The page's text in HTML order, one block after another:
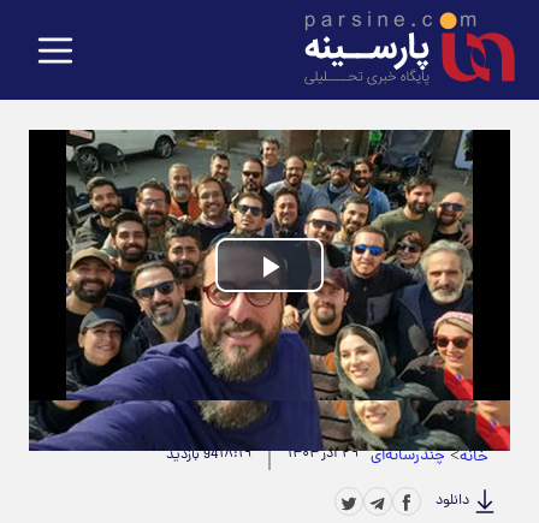
Play
Video
حجم ویدیو: 3.85M مدت زمان ویدیو: 00:00:54
خانه>چندرسانه‌ای ۲۹ آذر ۱۴۰۴ ۱۸:۱۹94 بازدید
دانلود